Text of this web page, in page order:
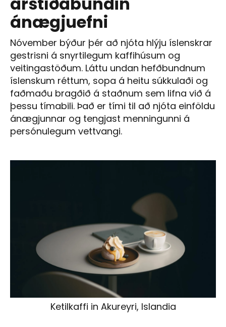
ánægjuefni
Nóvember býður þér að njóta hlýju íslenskrar
gestrisni á snyrtilegum kaffihúsum og
veitingastöðum. Láttu undan hefðbundnum
íslenskum réttum, sopa á heitu súkkulaði og
faðmaðu bragðið á staðnum sem lifna við á
þessu tímabili. Það er tími til að njóta einföldu
ánægjunnar og tengjast menningunni á
persónulegum vettvangi.
Ketilkaffi in Akureyri, Islandia